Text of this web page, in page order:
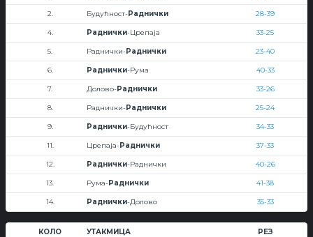
2. Будућност-Раднички 28-39
4. Раднички-Црепаја 33-25
5. Раднички-Раднички 23-40
6. Раднички-Рума 40-33
7. Долово-Раднички 33-26
8. Раднички-Раднички 25-24
9. Раднички-Будућност 34-33
11. Црепаја-Раднички 37-33
12. Раднички-Раднички 40-26
13. Рума-Раднички 41-38
14. Раднички-Долово 35-33
КОЛО УТАКМИЦА РЕЗ